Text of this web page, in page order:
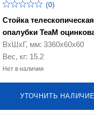
(0)
Стойка
опалубки TeaM
ВхШхГ, мм: 3360х60х60
Вес, кг: 15.2
Нет в наличии
УТОЧНИТЬ